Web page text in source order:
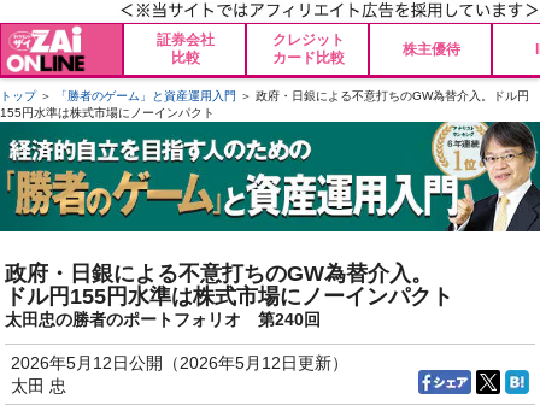
証券会社
比較
クレジット
カード比較
株主優待
トップ＞ 「勝者のゲーム」と資産運用入門 ＞ 政府・日銀による不意打ちのGW為替介入。ドル円
155円水準は株式市場にノーインパクト
政府・日銀による不意打ちのGW為替介入。
ドル円155円水準は株式市場にノーインパクト
太田忠の勝者のポートフォリオ 第240回
2026年5月12日公開（2026年5月12日更新）
太田 忠